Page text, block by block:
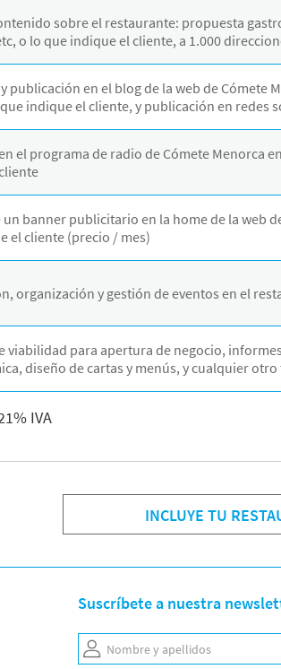
sobre el restaurante: propuesta
o lo que indique el cliente, a 1.000
publicación en el blog de la web de
indique el cliente, y publicación en redes
el programa de radio de Cómete Menorca
banner publicitario en la home de la web
el cliente (precio / mes)
organización y gestión de eventos en el
viabilidad para apertura de negocio,
diseño de cartas y menús, y cualquier
IVA
INCLUYE TU
Suscríbete a nuestra
Nombre y apellidos